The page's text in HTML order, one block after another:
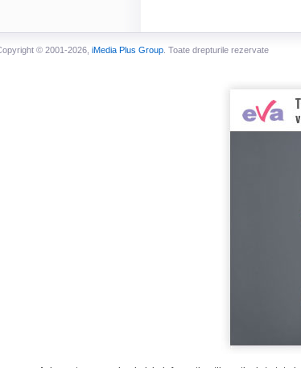
© 2001-2026, iMedia Plus Group . Toate drepturile rezervate